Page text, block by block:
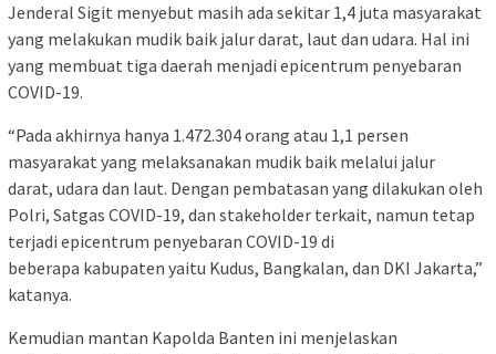
Jenderal Sigit menyebut masih ada sekitar 1,4 juta masyarakat
yang melakukan mudik baik jalur darat, laut dan udara. Hal ini
yang membuat tiga daerah menjadi epicentrum penyebaran
COVID-19.
“Pada akhirnya hanya 1.472.304 orang atau 1,1 persen
masyarakat yang melaksanakan mudik baik melalui jalur
darat, udara dan laut. Dengan pembatasan yang dilakukan oleh
Polri, Satgas COVID-19, dan stakeholder terkait, namun tetap
terjadi epicentrum penyebaran COVID-19 di
beberapa kabupaten yaitu Kudus, Bangkalan, dan DKI Jakarta,”
katanya.
Kemudian mantan Kapolda Banten ini menjelaskan